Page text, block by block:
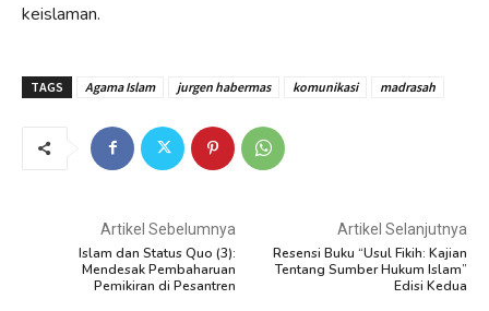
keislaman.
TAGS Agama Islam jurgen habermas komunikasi madrasah
Artikel Sebelumnya
Islam dan Status Quo (3):
Mendesak Pembaharuan
Pemikiran di Pesantren
Artikel Selanjutnya
Resensi Buku “Usul Fikih: Kajian
Tentang Sumber Hukum Islam”
Edisi Kedua